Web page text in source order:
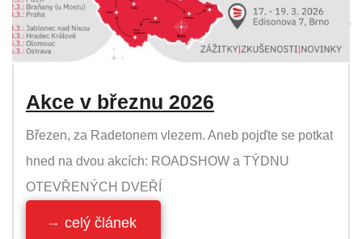
Akce v březnu 2026
Březen, za Radetonem vlezem. Aneb pojďte se potkat
hned na dvou akcích: ROADSHOW a TÝDNU
OTEVŘENÝCH DVEŘÍ
celý článek